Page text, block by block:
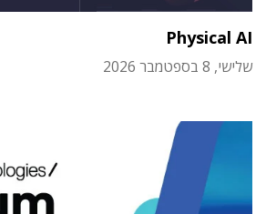
Physical AI
שלישי, 8 בספטמבר 2026